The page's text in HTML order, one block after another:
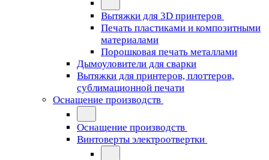
Вытяжки для 3D принтеров
Печать пластиками и композитными
материалами
Порошковая печать металлами
Дымоуловители для сварки
Вытяжки для принтеров, плоттеров,
сублимационной печати
Оснащение производств
Оснащение производств
Винтоверты электроотвертки